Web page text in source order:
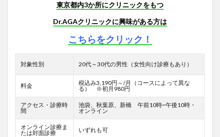
東京都内3か所にクリニックをもつ
Dr.AGAクリニックに興味がある方は
こちらをクリック！
対象性別 20代～30代の男性（女性向け診療もあり）
料金
税込み3,190円～/月（コースによって異な
る） ※初月980円
アクセス・診療時
間
池袋、秋葉原、新橋 午前10時~午後10時・
オンライン
オンライン診療ま
たは対面診療
いずれも可